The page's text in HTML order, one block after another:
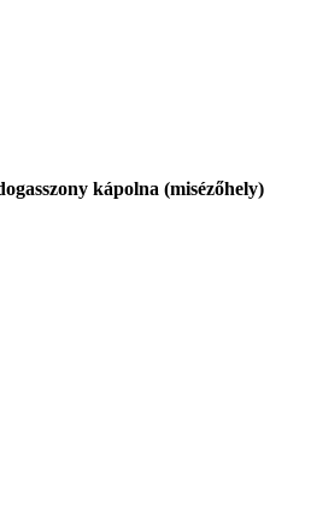
kápolna (misézőhely)